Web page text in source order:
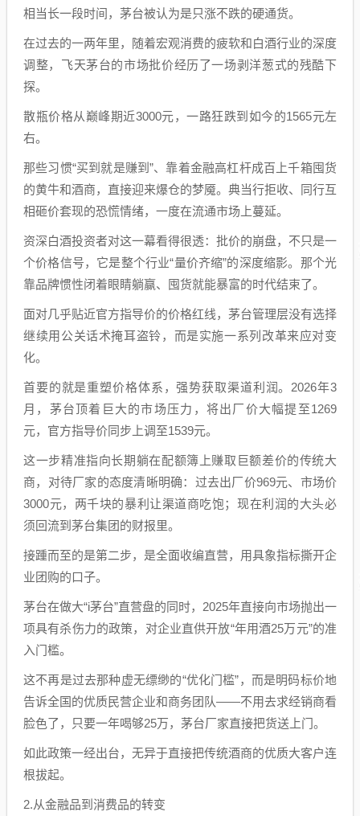
相当长一段时间，茅台被认为是只涨不跌的硬通货。
在过去的一两年里，随着宏观消费的疲软和白酒行业的深度
调整，飞天茅台的市场批价经历了一场剥洋葱式的残酷下
探。
散瓶价格从巅峰期近3000元，一路狂跌到如今的1565元左
右。
那些习惯“买到就是赚到”、靠着金融高杠杆成百上千箱囤货
的黄牛和酒商，直接迎来爆仓的梦魇。典当行拒收、同行互
相砸价套现的恐慌情绪，一度在流通市场上蔓延。
资深白酒投资者对这一幕看得很透：批价的崩盘，不只是一
个价格信号，它是整个行业“量价齐缩”的深度缩影。那个光
靠品牌惯性闭着眼睛躺赢、囤货就能暴富的时代结束了。
面对几乎贴近官方指导价的价格红线，茅台管理层没有选择
继续用公关话术掩耳盗铃，而是实施一系列改革来应对变
化。
首要的就是重塑价格体系，强势获取渠道利润。2026年3
月，茅台顶着巨大的市场压力，将出厂价大幅提至1269
元，官方指导价同步上调至1539元。
这一步精准指向长期躺在配额簿上赚取巨额差价的传统大
商，对待厂家的态度清晰明确：过去出厂价969元、市场价
3000元，两千块的暴利让渠道商吃饱；现在利润的大头必
须回流到茅台集团的财报里。
接踵而至的是第二步，是全面收编直营，用具象指标撕开企
业团购的口子。
茅台在做大“i茅台”直营盘的同时，2025年直接向市场抛出一
项具有杀伤力的政策，对企业直供开放“年用酒25万元”的准
入门槛。
这不再是过去那种虚无缥缈的“优化门槛”，而是明码标价地
告诉全国的优质民营企业和商务团队——不用去求经销商看
脸色了，只要一年喝够25万，茅台厂家直接把货送上门。
如此政策一经出台，无异于直接把传统酒商的优质大客户连
根拔起。
2.从金融品到消费品的转变